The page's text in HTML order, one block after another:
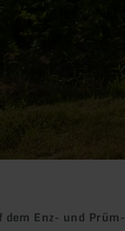
dem Enz- und